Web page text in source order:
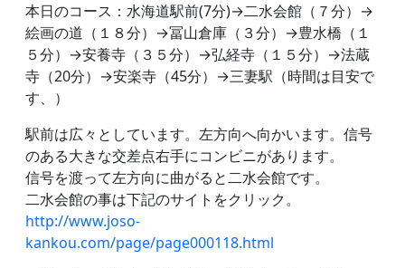
本日のコース：水海道駅前(7分)→二水会館（７分）→
絵画の道（１８分）→冨山倉庫（３分）→豊水橋（１
５分）→安養寺（３５分）→弘経寺（１５分）→法蔵
寺（20分）→安楽寺（45分）→三妻駅（時間は目安で
す、）
駅前は広々としています。左方向へ向かいます。信号
のある大きな交差点右手にコンビニがあります。
信号を渡って左方向に曲がると二水会館です。
二水会館の事は下記のサイトをクリック。
http://www.joso-
kankou.com/page/page000118.html